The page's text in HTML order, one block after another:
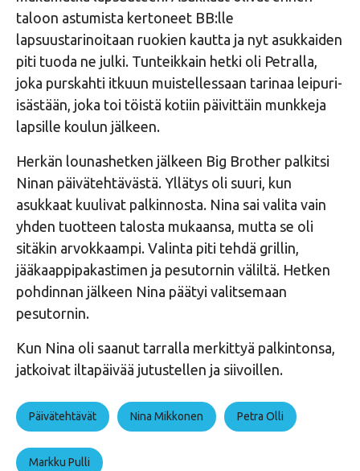
taloon astumista kertoneet BB:lle
lapsuustarinoitaan ruokien kautta ja nyt asukkaiden
piti tuoda ne julki. Tunteikkain hetki oli Petralla,
joka purskahti itkuun muistellessaan tarinaa leipuri-
isästään, joka toi töistä kotiin päivittäin munkkeja
lapsille koulun jälkeen.
Herkän lounashetken jälkeen Big Brother palkitsi
Ninan päivätehtävästä. Yllätys oli suuri, kun
asukkaat kuulivat palkinnosta. Nina sai valita vain
yhden tuotteen talosta mukaansa, mutta se oli
sitäkin arvokkaampi. Valinta piti tehdä grillin,
jääkaappipakastimen ja pesutornin väliltä. Hetken
pohdinnan jälkeen Nina päätyi valitsemaan
pesutornin.
Kun Nina oli saanut tarralla merkittyä palkintonsa,
jatkoivat iltapäivää jutustellen ja siivoillen.
Päivätehtävät Nina Mikkonen Petra Olli
Markku Pulli